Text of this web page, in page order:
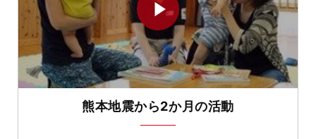
熊本地震から2か月の活動